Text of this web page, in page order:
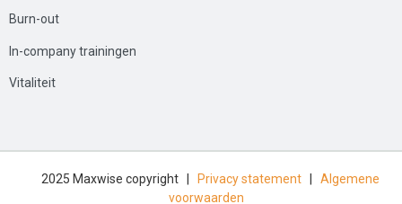
Burn-out
In-company trainingen
Vitaliteit
2025 Maxwise copyright | Privacy statement| Algemene
voorwaarden